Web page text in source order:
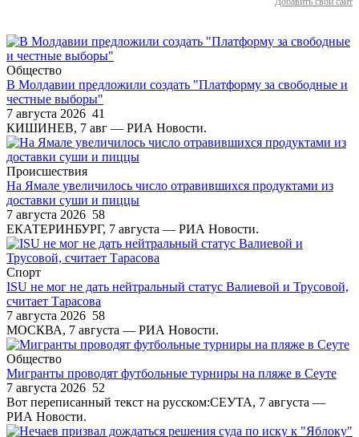
Общество
В Молдавии предложили создать "Платформу за свободные и
честные выборы"
7 августа 2026 41
КИШИНЕВ, 7 авг — РИА Новости.
Происшествия
На Ямале увеличилось число отравившихся продуктами из
доставки суши и пиццы
7 августа 2026 58
ЕКАТЕРИНБУРГ, 7 августа — РИА Новости.
Спорт
ISU не мог не дать нейтральный статус Валиевой и Трусовой,
считает Тарасова
7 августа 2026 58
МОСКВА, 7 августа — РИА Новости.
Общество
Мигранты проводят футбольные турниры на пляже в Сеуте
7 августа 2026 52
Вот переписанный текст на русском:СЕУТА, 7 августа —
РИА Новости.